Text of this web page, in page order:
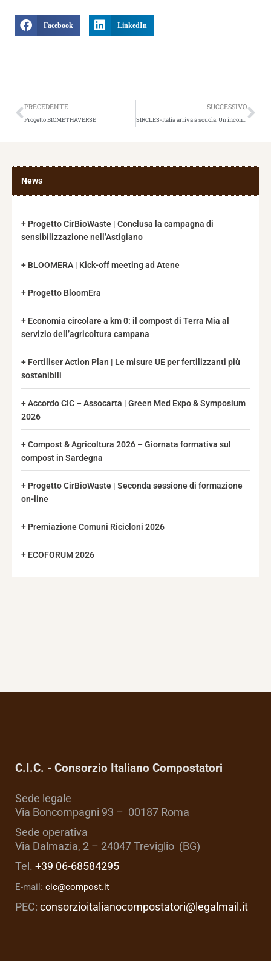
News
Progetto CirBioWaste | Conclusa la campagna di
sensibilizzazione nell’Astigiano
BLOOMERA | Kick-off meeting ad Atene
Progetto BloomEra
Economia circolare a km 0: il compost di Terra Mia al
servizio dell’agricoltura campana
Fertiliser Action Plan | Le misure UE per fertilizzanti più
sostenibili
Accordo CIC – Assocarta | Green Med Expo & Symposium
2026
Compost & Agricoltura 2026 – Giornata formativa sul
compost in Sardegna
Progetto CirBioWaste | Seconda sessione di formazione
on-line
Premiazione Comuni Ricicloni 2026
ECOFORUM 2026
Facebook LinkedIn
Precedente
PRECEDENTE
Progetto BIOMETHAVERSE
SUCCESSIVO
SIRCLES-Italia arriva a scuola. Un incontro con le nuove generazioni per parlare di Economia Circolare, Riciclo dei Rifiuti Organici e Benessere del Suolo.
C.I.C. - Consorzio Italiano Compostatori
Sede legale
Via Boncompagni 93 – 00187 Roma
Sede operativa
Via Dalmazia, 2 – 24047 Treviglio (BG)
Tel. +39 06-68584295
E-mail: cic@compost.it
PEC: consorzioitalianocompostatori@legalmail.it